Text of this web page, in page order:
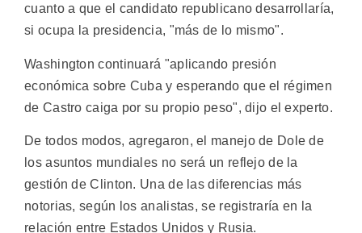
cuanto a que el candidato republicano desarrollaría,
si ocupa la presidencia, "más de lo mismo".
Washington continuará "aplicando presión
económica sobre Cuba y esperando que el régimen
de Castro caiga por su propio peso", dijo el experto.
De todos modos, agregaron, el manejo de Dole de
los asuntos mundiales no será un reflejo de la
gestión de Clinton. Una de las diferencias más
notorias, según los analistas, se registraría en la
relación entre Estados Unidos y Rusia.